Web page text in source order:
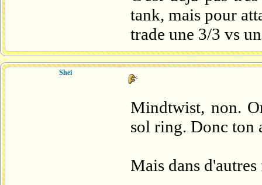
tank, mais pour
trade une 3/3 vs
Shei
Mindtwist, non.
sol ring. Donc ton
Mais dans